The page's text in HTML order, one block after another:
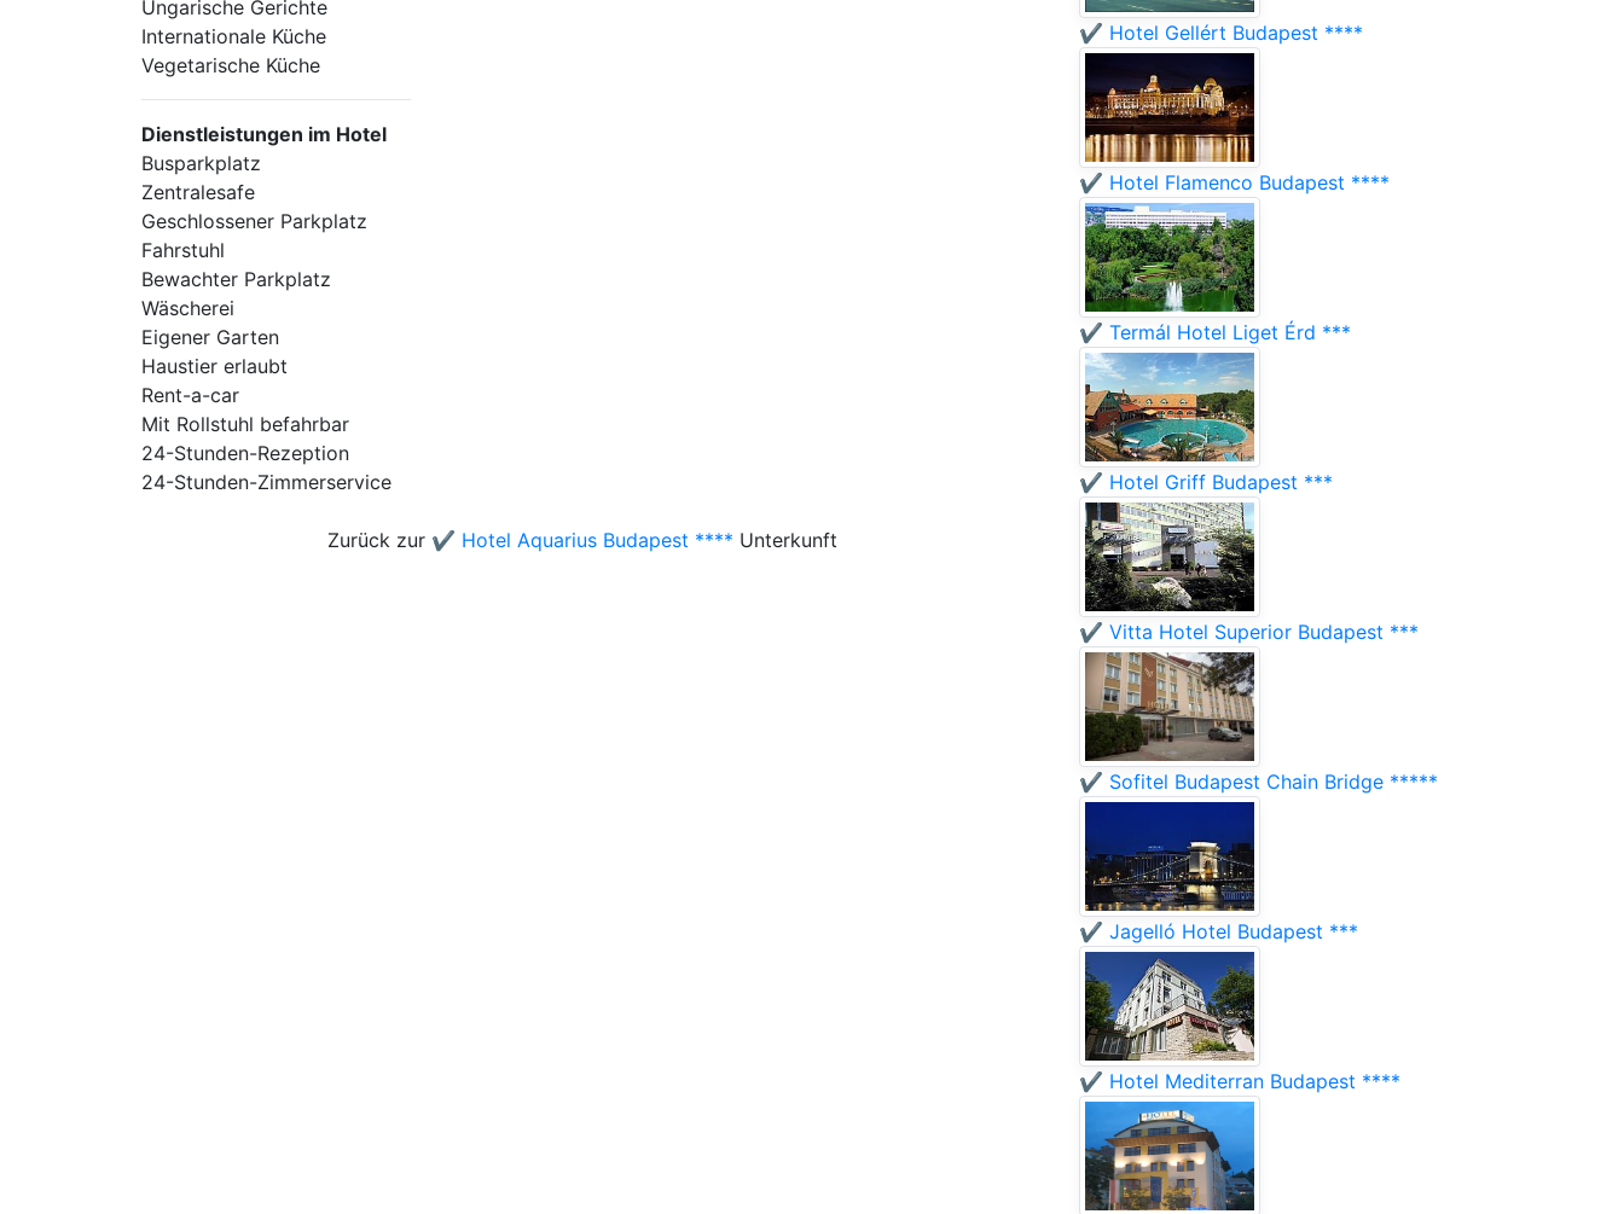
Ungarische Gerichte
Internationale Küche
Vegetarische Küche
Dienstleistungen im Hotel
Busparkplatz
Zentralesafe
Geschlossener Parkplatz
Fahrstuhl
Bewachter Parkplatz
Wäscherei
Eigener Garten
Haustier erlaubt
Rent-a-car
Mit Rollstuhl befahrbar
24-Stunden-Rezeption
24-Stunden-Zimmerservice
Zurück zur ✔️ Hotel Aquarius Budapest **** Unterkunft
✔️ Hotel Gellért Budapest ****
✔️ Hotel Flamenco Budapest ****
✔️ Termál Hotel Liget Érd ***
✔️ Hotel Griff Budapest ***
✔️ Vitta Hotel Superior Budapest ***
✔️ Sofitel Budapest Chain Bridge *****
✔️ Jagelló Hotel Budapest ***
✔️ Hotel Mediterran Budapest ****